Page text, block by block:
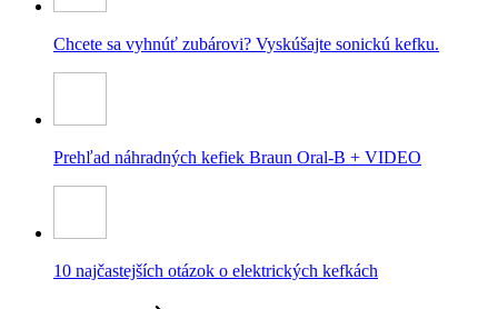
Chcete sa vyhnúť zubárovi? Vyskúšajte sonickú kefku.
Prehľad náhradných kefiek Braun Oral-B + VIDEO
10 najčastejších otázok o elektrických kefkách